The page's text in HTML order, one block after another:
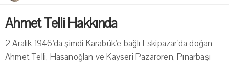
Ahmet Telli Hakkında
2 Aralık 1946'da şimdi Karabük'e bağlı Eskipazar'da doğan
Ahmet Telli, Hasanoğlan ve Kayseri Pazarören, Pınarbaşı